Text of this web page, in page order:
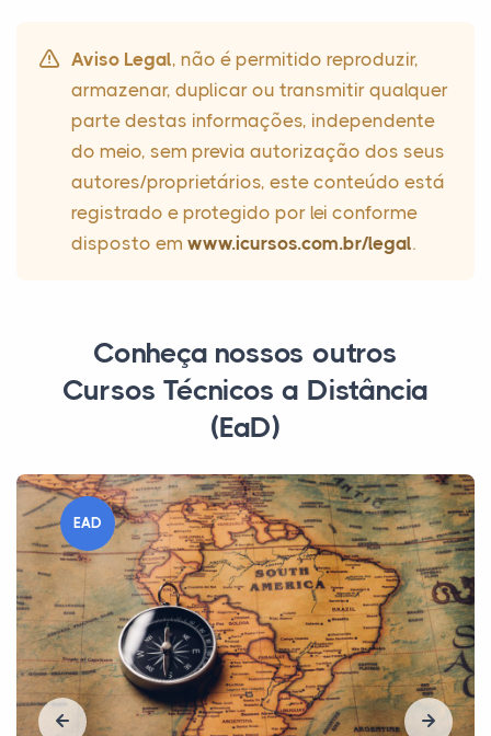
Aviso Legal, não é permitido reproduzir,
armazenar, duplicar ou transmitir qualquer
parte destas informações, independente
do meio, sem previa autorização dos seus
autores/proprietários, este conteúdo está
registrado e protegido por lei conforme
disposto em www.icursos.com.br/legal.
Conheça nossos outros
Cursos Técnicos a Distância
(EaD)
EAD